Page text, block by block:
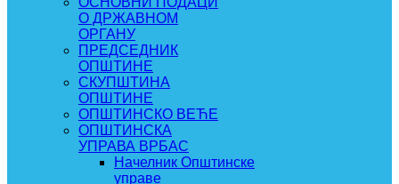
О ДРЖАВНОМ
ОРГАНУ
ПРЕДСЕДНИК
ОПШТИНЕ
СКУПШТИНА
ОПШТИНЕ
ОПШТИНСКО ВЕЋЕ
ОПШТИНСКА
УПРАВА ВРБАС
Начелник Општинске
управе